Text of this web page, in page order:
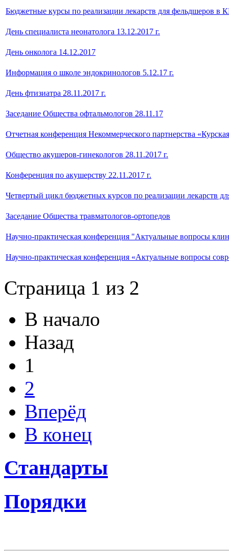
Бюджетные курсы по реализации лекарств для фельдшеров в
День специалиста неонатолога 13.12.2017 г.
День онколога 14.12.2017
Информация о школе эндокринологов 5.12.17 г.
День фтизиатра 28.11.2017 г.
Заседание Общества офтальмологов 28.11.17
Отчетная конференция Некоммерческого партнерства
Общество акушеров-гинекологов 28.11.2017 г.
Конференция по акушерству 22.11.2017 г.
Четвертый цикл бюджетных курсов по реализации лекарств
Заседание Общества травматологов-ортопедов
Научно-практическая конференция "Актуальные вопросы
Научно-практическая конференция «Актуальные вопросы
Страница 1 из 2
В начало
Назад
1
2
Вперёд
В конец
Стандарты
Порядки